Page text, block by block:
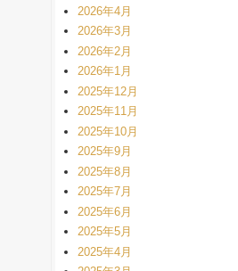
2026年4月
2026年3月
2026年2月
2026年1月
2025年12月
2025年11月
2025年10月
2025年9月
2025年8月
2025年7月
2025年6月
2025年5月
2025年4月